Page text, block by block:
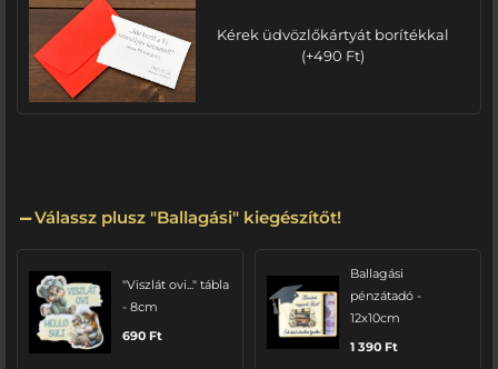
Kérek üdvözlőkártyát borítékkal
(+490 Ft)
Válassz plusz "Ballagási" kiegészítőt!
"Viszlát ovi..." tábla
- 8cm
690 Ft
Ballagási
pénzátadó -
12x10cm
1 390 Ft